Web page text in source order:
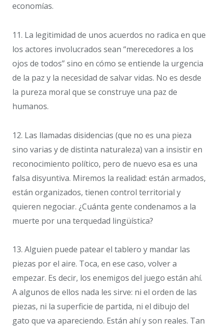
economías.
11. La legitimidad de unos acuerdos no radica en que
los actores involucrados sean “merecedores a los
ojos de todos” sino en cómo se entiende la urgencia
de la paz y la necesidad de salvar vidas. No es desde
la pureza moral que se construye una paz de
humanos.
12. Las llamadas disidencias (que no es una pieza
sino varias y de distinta naturaleza) van a insistir en
reconocimiento político, pero de nuevo esa es una
falsa disyuntiva. Miremos la realidad: están armados,
están organizados, tienen control territorial y
quieren negociar. ¿Cuánta gente condenamos a la
muerte por una terquedad lingüística?
13. Alguien puede patear el tablero y mandar las
piezas por el aire. Toca, en ese caso, volver a
empezar. Es decir, los enemigos del juego están ahí.
A algunos de ellos nada les sirve: ni el orden de las
piezas, ni la superficie de partida, ni el dibujo del
gato que va apareciendo. Están ahí y son reales. Tan